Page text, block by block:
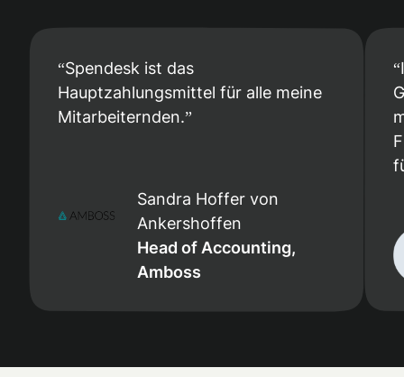
Spendesk ist das
Hauptzahlungsmittel für alle meine
Mitarbeiternden.
Sandra Hoffer von
Ankershoffen
Head of Accounting,
Amboss